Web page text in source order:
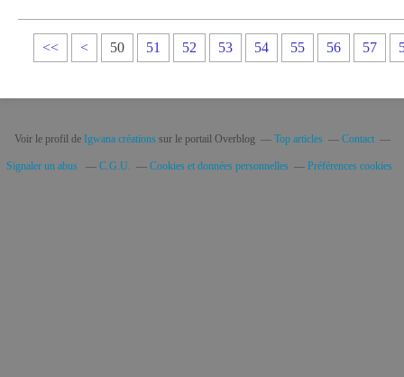
<< <
1
2
3
4
50 51 52 53 54 55 56 57
Voir le profil de Igwana créationssur le portail Overblog Top articles Contact
Signaler un abus C.G.U. Cookies et données personnelles Préférences cookies